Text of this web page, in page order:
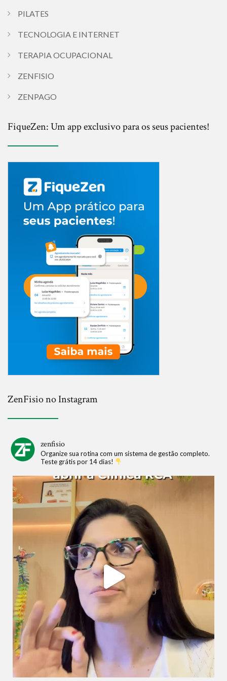
PILATES
TECNOLOGIA E INTERNET
TERAPIA OCUPACIONAL
ZENFISIO
ZENPAGO
FiqueZen: Um app exclusivo para os seus pacientes!
ZenFisio no Instagram
zenfisio
Organize sua rotina com um sistema de gestão completo.
Teste grátis por 14 dias!